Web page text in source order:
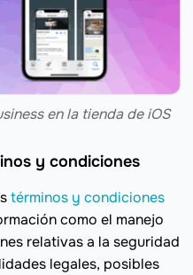
en la tienda de iOS
y condiciones
términos y condiciones
como el manejo
relativas a la seguridad
legales, posibles